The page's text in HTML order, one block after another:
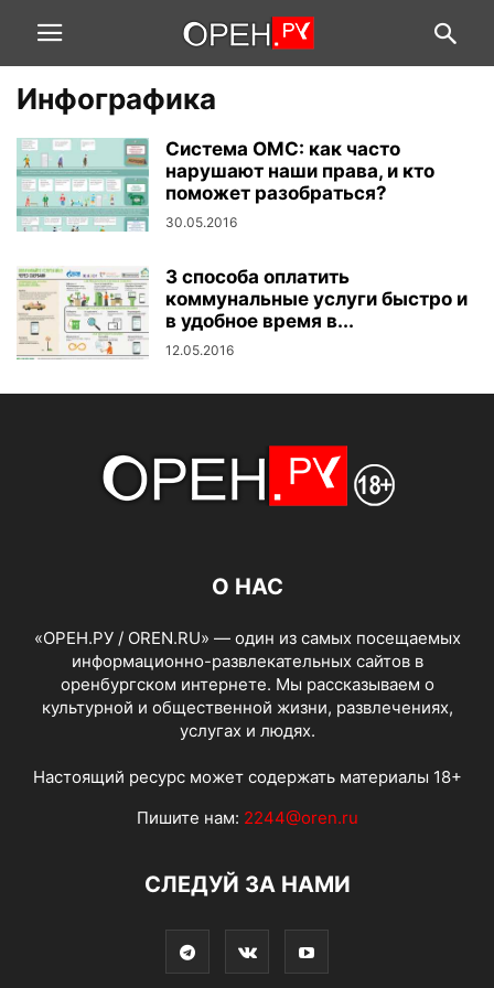
Инфографика
Система ОМС: как часто
нарушают наши права, и кто
поможет разобраться?
30.05.2016
3 способа оплатить
коммунальные услуги быстро и
в удобное время в...
12.05.2016
О НАС
«ОРЕН.РУ / OREN.RU» — один из самых посещаемых
информационно-развлекательных сайтов в
оренбургском интернете. Мы рассказываем о
культурной и общественной жизни, развлечениях,
услугах и людях.
Настоящий ресурс может содержать материалы 18+
Пишите нам: 2244@oren.ru
СЛЕДУЙ ЗА НАМИ